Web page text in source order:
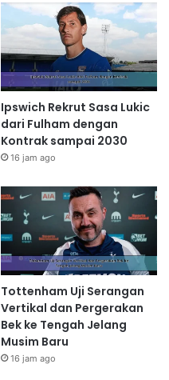
Ipswich Rekrut Sasa Lukic
dari Fulham dengan
Kontrak sampai 2030
16 jam ago
Tottenham Uji Serangan
Vertikal dan Pergerakan
Bek ke Tengah Jelang
Musim Baru
16 jam ago